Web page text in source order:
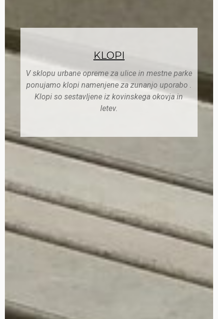
KLOPI
V sklopu urbane opreme za ulice in mestne parke
ponujamo klopi namenjene za zunanjo uporabo .
Klopi so sestavljene iz kovinskega okovja in
letev.